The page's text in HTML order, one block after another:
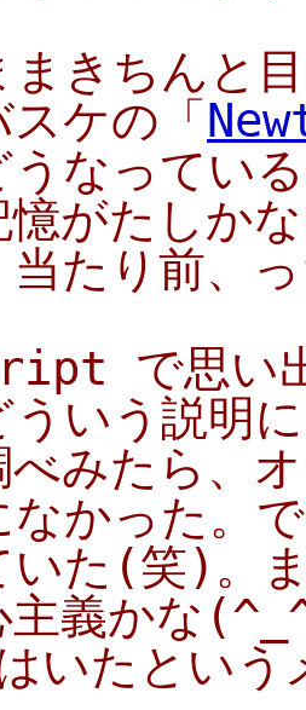
まきちんと
ケの「
うなってい
がたしか
当たり前、
で思い
ういう説明
べみたら、
なかった。
いた(笑)。
主義かな
いたとい